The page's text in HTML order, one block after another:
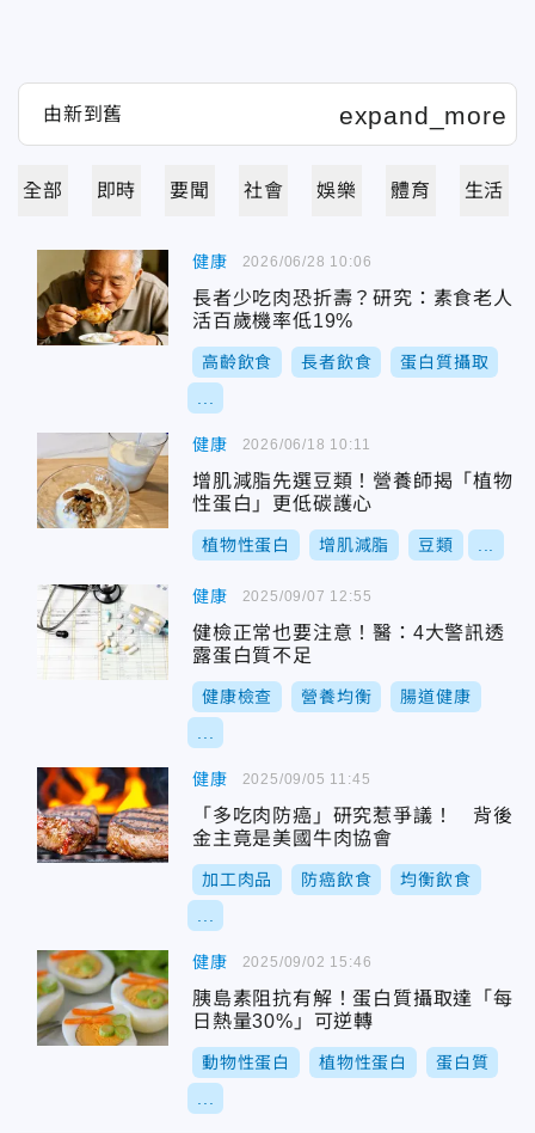
全部 即時 要聞 社會 娛樂 體育 生活
健康
長者少吃肉恐折壽？研究：素食老人
活百歲機率低19%
高齡飲食 長者飲食 蛋白質攝取
2026/06/28 10:06
健康
增肌減脂先選豆類！營養師揭「植物
性蛋白」更低碳護心
植物性蛋白 增肌減脂 豆類
2026/06/18 10:11
健康
健檢正常也要注意！醫：4大警訊透
露蛋白質不足
健康檢查 營養均衡 腸道健康
2025/09/07 12:55
健康
「多吃肉防癌」研究惹爭議！ 背後
金主竟是美國牛肉協會
加工肉品 防癌飲食 均衡飲食
2025/09/05 11:45
健康
胰島素阻抗有解！蛋白質攝取達「每
日熱量30%」可逆轉
動物性蛋白 植物性蛋白 蛋白質
2025/09/02 15:46